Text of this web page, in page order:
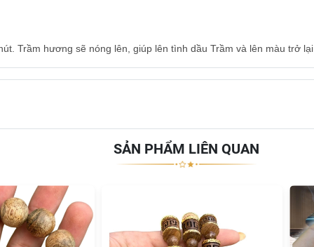
Trầm hương sẽ nóng lên, giúp lên tình dầu Trầm và lên màu trở lại
SẢN PHẨM LIÊN QUAN